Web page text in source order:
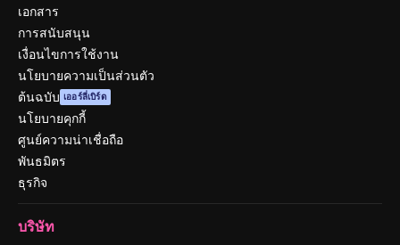
เอกสาร
การสนับสนุน
เงื่อนไขการใช้งาน
นโยบายความเป็นส่วนตัว
ต้นฉบับ เออร์ลี่เบิร์ด
นโยบายคุกกี้
ศูนย์ความน่าเชื่อถือ
พันธมิตร
ธุรกิจ
บริษัท